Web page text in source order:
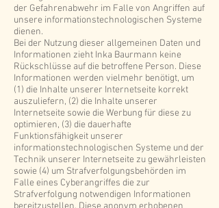
der Gefahrenabwehr im Falle von Angriffen auf
unsere informationstechnologischen Systeme
dienen.
Bei der Nutzung dieser allgemeinen Daten und
Informationen zieht Inka Baurmann keine
Rückschlüsse auf die betroffene Person. Diese
Informationen werden vielmehr benötigt, um
(1) die Inhalte unserer Internetseite korrekt
auszuliefern, (2) die Inhalte unserer
Internetseite sowie die Werbung für diese zu
optimieren, (3) die dauerhafte
Funktionsfähigkeit unserer
informationstechnologischen Systeme und der
Technik unserer Internetseite zu gewährleisten
sowie (4) um Strafverfolgungsbehörden im
Falle eines Cyberangriffes die zur
Strafverfolgung notwendigen Informationen